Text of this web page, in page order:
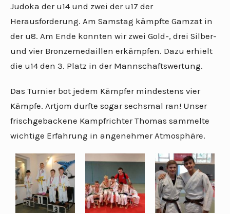
Judoka der u14 und zwei der u17 der
Herausforderung. Am Samstag kämpfte Gamzat in
der u8. Am Ende konnten wir zwei Gold-, drei Silber-
und vier Bronzemedaillen erkämpfen. Dazu erhielt
die u14 den 3. Platz in der Mannschaftswertung.
Das Turnier bot jedem Kämpfer mindestens vier
Kämpfe. Artjom durfte sogar sechsmal ran! Unser
frischgebackene Kampfrichter Thomas sammelte
wichtige Erfahrung in angenehmer Atmosphäre.